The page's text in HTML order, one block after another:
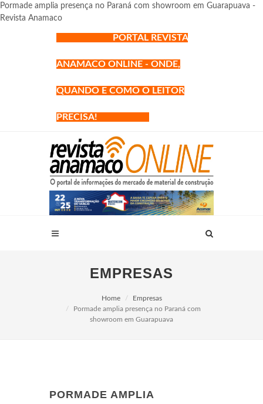
Pormade amplia presença no Paraná com showroom em Guarapuava -
Revista Anamaco
PORTAL REVISTA
ANAMACO ONLINE - ONDE,
QUANDO E COMO O LEITOR
PRECISA!
EMPRESAS
Home
Empresas
Pormade amplia presença no Paraná com
showroom em Guarapuava
PORMADE AMPLIA